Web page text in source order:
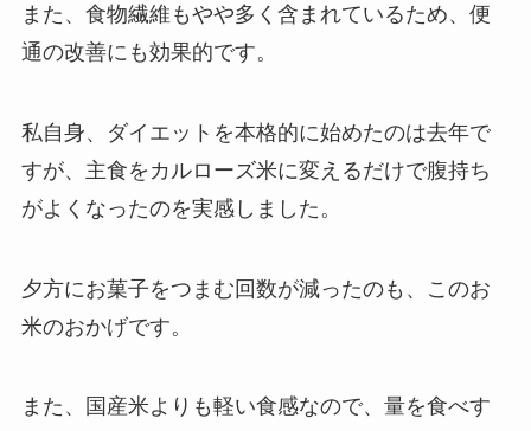
また、食物繊維もやや多く含まれているため、便
通の改善にも効果的です。
私自身、ダイエットを本格的に始めたのは去年で
すが、主食をカルローズ米に変えるだけで腹持ち
がよくなったのを実感しました。
夕方にお菓子をつまむ回数が減ったのも、このお
米のおかげです。
また、国産米よりも軽い食感なので、量を食べす